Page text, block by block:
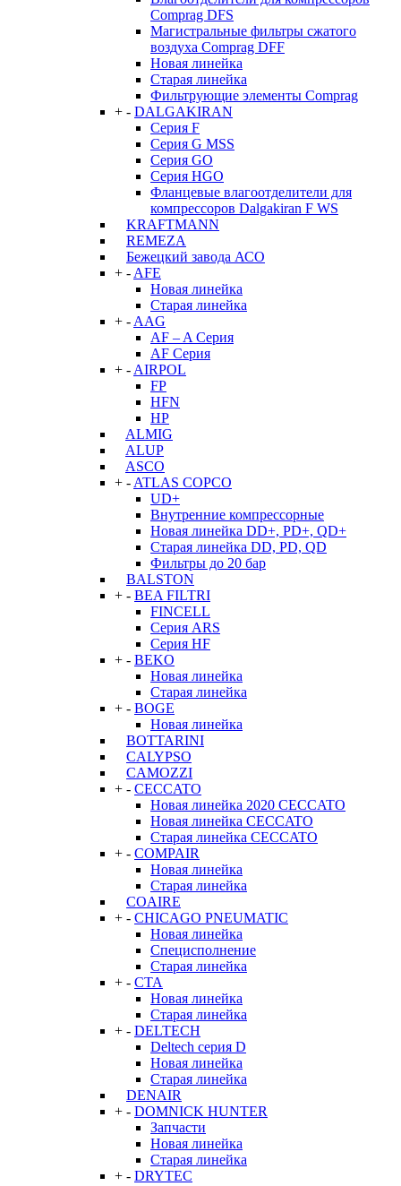
Comprag DFS
Магистральные фильтры сжатого
воздуха Comprag DFF
Новая линейка
Старая линейка
Фильтрующие элементы Comprag
+ - DALGAKIRAN
Серия F
Серия G MSS
Серия GO
Серия HGO
Фланцевые влагоотделители для
компрессоров Dalgakiran F WS
KRAFTMANN
REMEZA
Бежецкий завода АСО
+ - AFE
Новая линейка
Старая линейка
+ - AAG
AF – A Серия
AF Серия
+ - AIRPOL
FP
HFN
HP
ALMIG
ALUP
ASCO
+ - ATLAS COPCO
UD+
Внутренние компрессорные
Новая линейка DD+, PD+, QD+
Старая линейка DD, PD, QD
Фильтры до 20 бар
BALSTON
+ - BEA FILTRI
FINCELL
Серия ARS
Серия HF
+ - BEKO
Новая линейка
Старая линейка
+ - BOGE
Новая линейка
BOTTARINI
CALYPSO
CAMOZZI
+ - CECCATO
Новая линейка 2020 CECCATO
Новая линейка CECCATO
Старая линейка CECCATO
+ - COMPAIR
Новая линейка
Старая линейка
COAIRE
+ - CHICAGO PNEUMATIC
Новая линейка
Специсполнение
Старая линейка
+ - CTA
Новая линейка
Старая линейка
+ - DELTECH
Deltech серия D
Новая линейка
Старая линейка
DENAIR
+ - DOMNICK HUNTER
Запчасти
Новая линейка
Старая линейка
+ - DRYTEC